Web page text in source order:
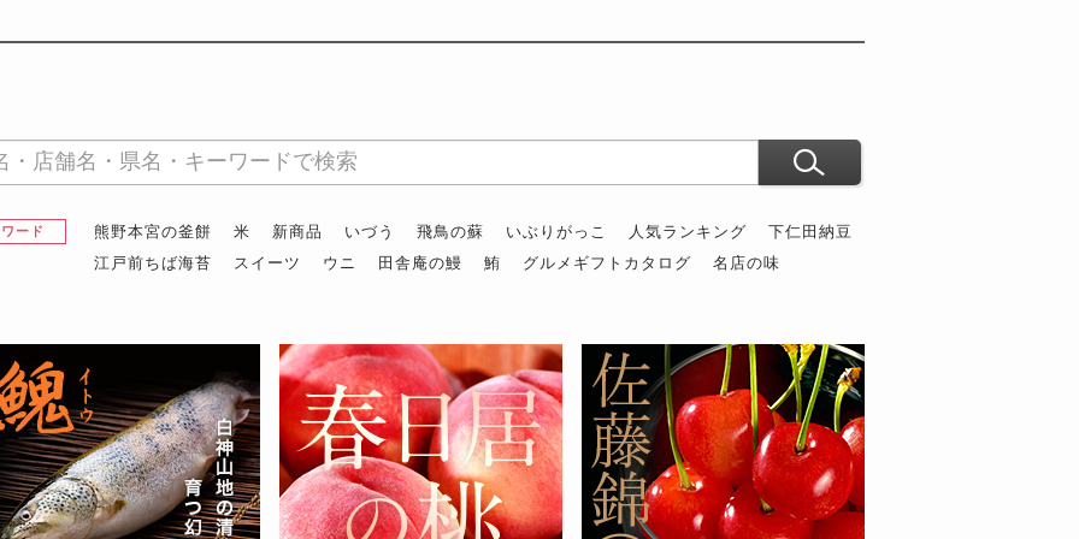
ード 熊野本宮の釜餅 米 新商品 いづう 飛鳥の蘇 いぶりがっこ 人気ランキング
下仁田納豆
江戸前ちば海苔
スイーツ ウニ 田舎庵の鰻 鮪 グルメギフトカタログ 名店の味